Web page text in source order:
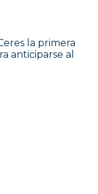
la primera
anticiparse al